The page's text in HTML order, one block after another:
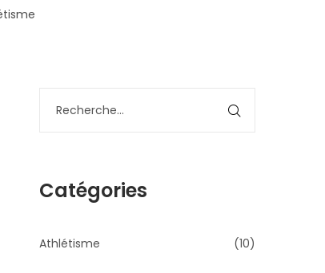
Catégories
Athlétisme (10)